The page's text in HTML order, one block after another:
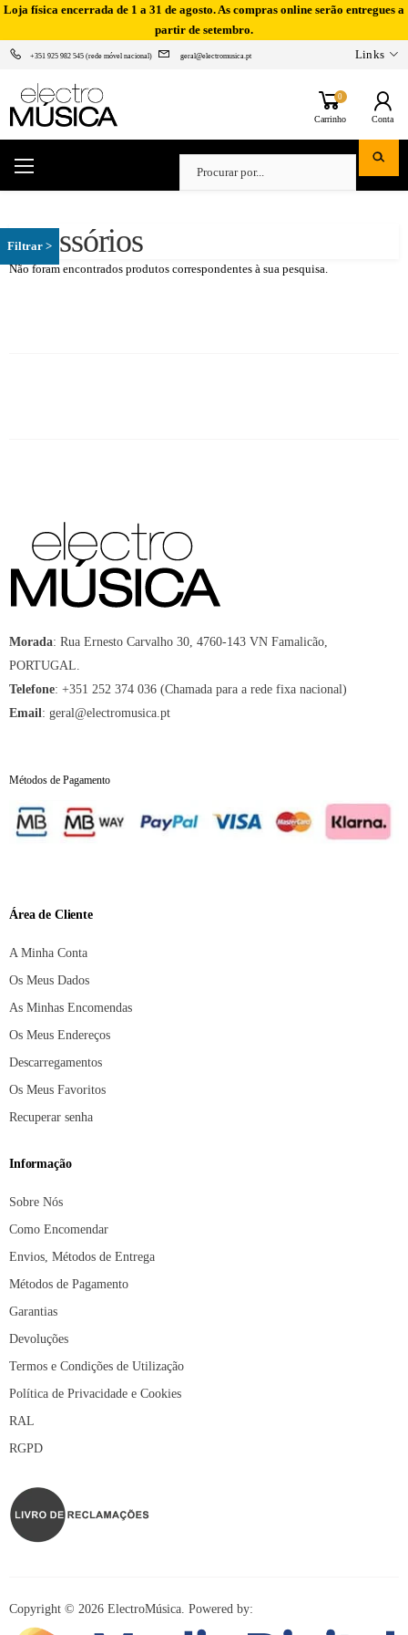
Loja física encerrada de 1 a 31 de agosto. As compras online serão entregues a
partir de setembro.
+351 925 982 545 (rede móvel nacional) geral@electromusica.pt Links
0
Carrinho Conta
Acessórios
Não foram encontrados produtos correspondentes à sua pesquisa.
Morada: Rua Ernesto Carvalho 30, 4760-143 VN Famalicão,
PORTUGAL.
Telefone: +351 252 374 036 (Chamada para a rede fixa nacional)
Email: geral@electromusica.pt
Métodos de Pagamento
Área de Cliente
A Minha Conta
Os Meus Dados
As Minhas Encomendas
Os Meus Endereços
Descarregamentos
Os Meus Favoritos
Recuperar senha
Informação
Sobre Nós
Como Encomendar
Envios, Métodos de Entrega
Métodos de Pagamento
Garantias
Devoluções
Termos e Condições de Utilização
Política de Privacidade e Cookies
RAL
RGPD
Copyright © 2026 ElectroMúsica. Powered by: